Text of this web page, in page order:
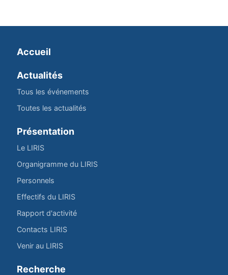
Accueil
Actualités
Tous les événements
Toutes les actualités
Présentation
Le LIRIS
Organigramme du LIRIS
Personnels
Effectifs du LIRIS
Rapport d'activité
Contacts LIRIS
Venir au LIRIS
Recherche